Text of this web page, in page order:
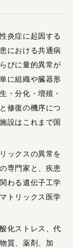
炎症に起因する
における共通病
びに量的異常が
に組織や臓器形
・分化・増殖・
修復の機序につ
設はこれまで国
ックスの異常を
専門家と、疾患
わる遺伝子工学
トリックス医学
化ストレス、代
質、薬剤、加